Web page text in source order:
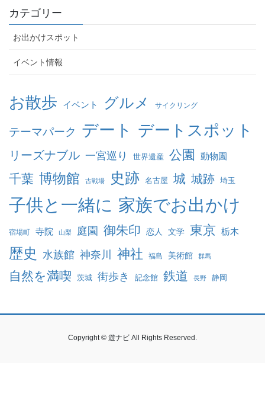
リ
ー
カテゴリー
お出かけスポット
イベント情報
お散歩 イベント グルメ サイクリング
テーマパーク デート デートスポット
リーズナブル 一宮巡り 世界遺産 公園 動物園
千葉 博物館 古戦場 史跡 名古屋 城 城跡 埼玉
子供と一緒に 家族でお出かけ
宿場町 寺院 山梨 庭園 御朱印 恋人 文学 東京 栃木
歴史 水族館 神奈川 神社 福島 美術館 群馬
自然を満喫 茨城 街歩き 記念館 鉄道 長野 静岡
Copyright © 遊ナビ All Rights Reserved.